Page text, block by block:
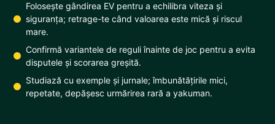
Folosește gândirea EV pentru a echilibra viteza și
siguranța; retrage-te când valoarea este mică și riscul
mare.
Confirmă variantele de reguli înainte de joc pentru a evita
disputele și scorarea greșită.
Studiază cu exemple și jurnale; îmbunătățirile mici,
repetate, depășesc urmărirea rară a yakuman.